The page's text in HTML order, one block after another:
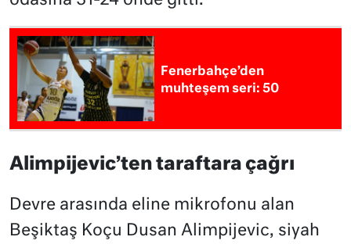
Fenerbahçe’den
muhteşem seri: 50
Alimpijevic’ten taraftara çağrı
Devre arasında eline mikrofonu alan
Beşiktaş Koçu Dusan Alimpijevic, siyah